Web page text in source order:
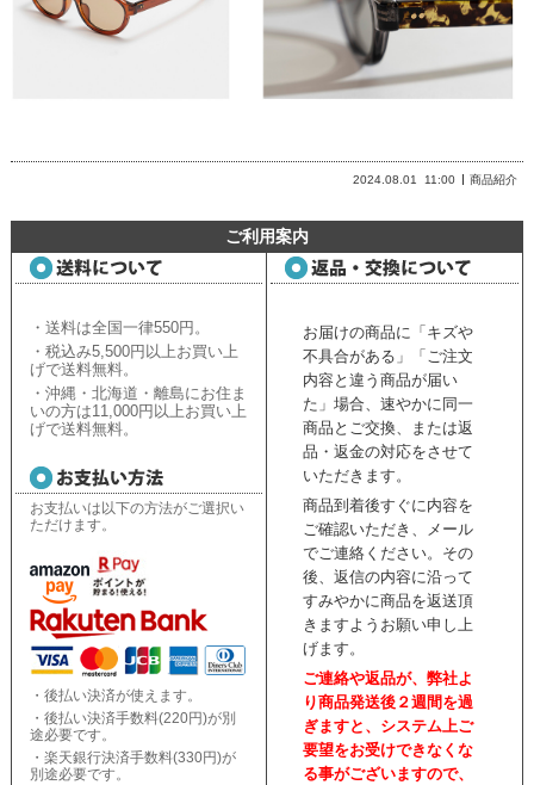
2024.08.01 11:00 商品紹介
ご利用案内
・送料は全国一律550円。
・税込み5,500円以上お買い上
げで送料無料。
・沖縄・北海道・離島にお住ま
いの方は11,000円以上お買い上
げで送料無料。
お支払いは以下の方法がご選択い
ただけます。
・後払い決済が使えます。
・後払い決済手数料(220円)が別
途必要です。
・楽天銀行決済手数料(330円)が
別途必要です。
お届けの商品に「キズや
不具合がある」「ご注文
内容と違う商品が届い
た」場合、速やかに同一
商品とご交換、または返
品・返金の対応をさせて
いただきます。
商品到着後すぐに内容を
ご確認いただき、
メール
でご連絡ください。 その
後、返信の内容に沿って
すみやかに商品を返送頂
きますようお願い申し上
げます。
ご連絡や返品が、弊社よ
り商品発送後２週間を過
ぎますと、 システム上ご
要望をお受けできなくな
る事がございますので、